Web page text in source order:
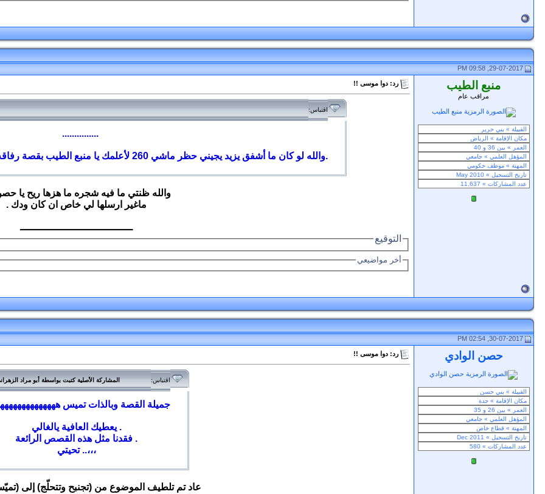
29-07-2017, 09:58 PM
منبع الطيب
مراقب عام
رد: دوا موسى !!
اقتباس:
...............
والله لو كان ما أشفق يزيد يجيني حظر ماشي 260 لأعلمك يا منبع الطيب بقصة رفاقه من عندنا من زهران أفلحوا البحرين وسكروا.
والله ظنتي ما فيه شجره ما هزها ريح يا
ماغير ارسلها لي خاص ان كان ودك .
ـــــــــــــــــــــــــــــــــــــ
التوقيع
أخر مواضيعي
30-07-2017, 02:54 PM
حصن الوادي رد: دوا موسى !!
اقتباس: المشاركة الأصلية كتبت بواسطة أبو مراد
جميلة القصة وبالذات تميس
يعطيك العافية يالغالي .
فقدنا مثل هذه القصص الرائعة .
تحيتي ..،،،
عاد تم تلطيف الموضوع من (تجنبح وتتحلّج) إلى